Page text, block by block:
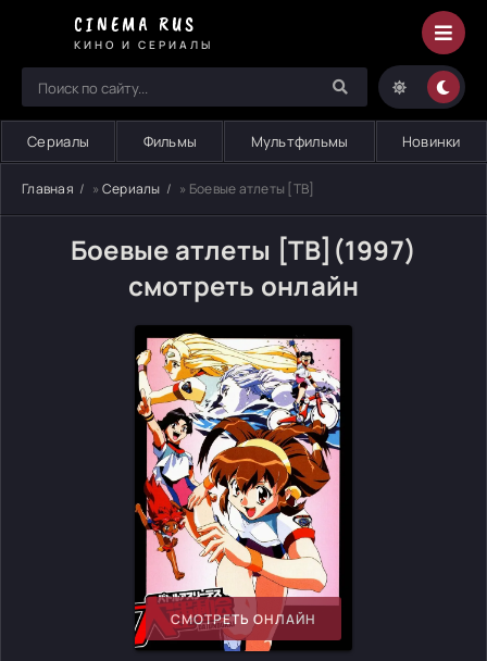
CINEMA RUS
КИНО И СЕРИАЛЫ
Сериалы Фильмы Мультфильмы Новинки
Главная » Сериалы » Боевые атлеты [ТВ]
Боевые атлеты [ТВ](1997)
смотреть онлайн
СМОТРЕТЬ ОНЛАЙН